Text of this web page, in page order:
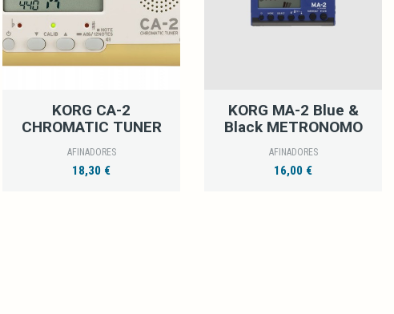
KORG CA-2
CHROMATIC TUNER
AFINADORES
18,30 €
KORG MA-2 Blue &
Black METRONOMO
AFINADORES
16,00 €